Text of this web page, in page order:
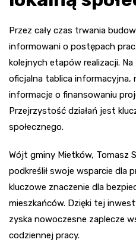
Przez cały czas trwania
informowani o postępach
kolejnych etapów realizacji.
oficjalna tablica informacyjna,
informacje o finansowaniu
Przejrzystość działań jest
społecznego.
Wójt gminy Mietków, Tomasz
podkreślił swoje wsparcie dla
kluczowe znaczenie dla
mieszkańców. Dzięki tej
zyska nowoczesne zaplecze
codziennej pracy.